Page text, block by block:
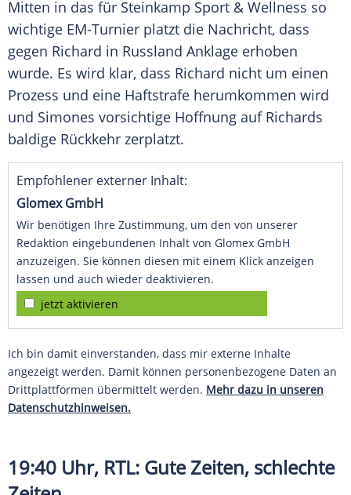
Mitten in das für Steinkamp Sport & Wellness so
wichtige EM-Turnier platzt die Nachricht, dass
gegen Richard in Russland Anklage erhoben
wurde. Es wird klar, dass Richard nicht um einen
Prozess und eine Haftstrafe herumkommen wird
und Simones vorsichtige Hoffnung auf Richards
baldige Rückkehr zerplatzt.
Empfohlener externer Inhalt:
Glomex GmbH
Wir benötigen Ihre Zustimmung, um den von unserer
Redaktion eingebundenen Inhalt von Glomex GmbH
anzuzeigen. Sie können diesen mit einem Klick anzeigen
lassen und auch wieder deaktivieren.
jetzt aktivieren
Ich bin damit einverstanden, dass mir externe Inhalte
angezeigt werden. Damit können personenbezogene Daten an
Drittplattformen übermittelt werden. Mehr dazu in unseren
Datenschutzhinweisen.
19:40 Uhr, RTL: Gute Zeiten, schlechte